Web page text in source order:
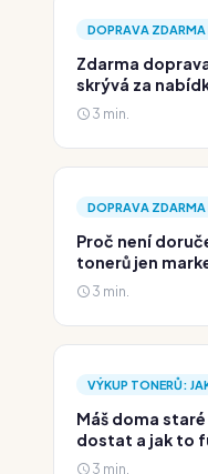
DOPRAVA
Zdarma
skrývá za
3 min.
DOPRAVA
Proč není
tonerů jen
3 min.
VÝKUP TONERŮ:
Máš doma
dostat a jak to
3 min.